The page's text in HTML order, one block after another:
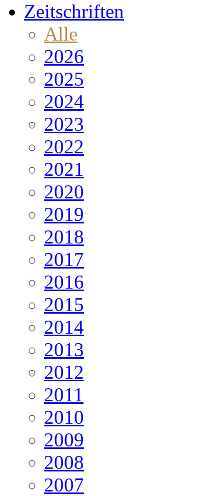
Zeitschriften
Alle
2026
2025
2024
2023
2022
2021
2020
2019
2018
2017
2016
2015
2014
2013
2012
2011
2010
2009
2008
2007